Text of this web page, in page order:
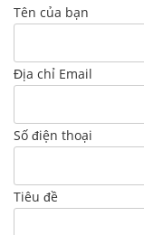
Tên của bạn
Địa chỉ Email
Số điện thoại
Tiêu đề